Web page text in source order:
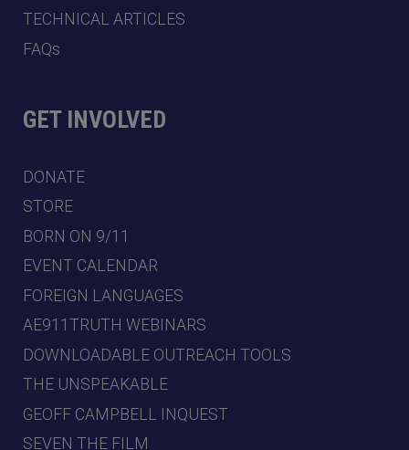
TECHNICAL ARTICLES
FAQs
GET INVOLVED
DONATE
STORE
BORN ON 9/11
EVENT CALENDAR
FOREIGN LANGUAGES
AE911TRUTH WEBINARS
DOWNLOADABLE OUTREACH TOOLS
THE UNSPEAKABLE
GEOFF CAMPBELL INQUEST
SEVEN THE FILM